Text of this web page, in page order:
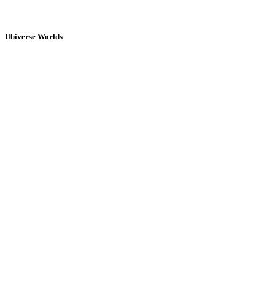
Ubiverse Worlds